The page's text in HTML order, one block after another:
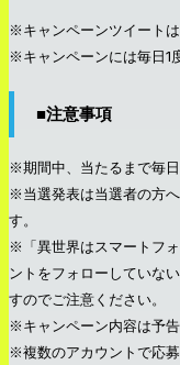
※キャンペーンツイート
※キャンペーンには毎日1
■注意事項
※期間中、当たるまで毎
※当選発表は当選者の方
す。
※「異世界はスマートフ
ントをフォローしていな
すのでご注意ください。
※キャンペーン内容は予
※複数のアカウントで応